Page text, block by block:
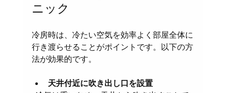
ニック
冷房時は、冷たい空気を効率よく部屋全体に
行き渡らせることがポイントです。以下の方
法が効果的です。
天井付近に吹き出し口を設置